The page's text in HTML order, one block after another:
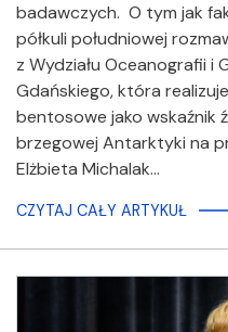
badawczych. O tym jak
półkuli południowej
z Wydziału Oceanografii i
Gdańskiego, która
bentosowe jako wskaźnik
brzegowej Antarktyki na
Elżbieta Michalak…
CZYTAJ CAŁY ARTYKUŁ